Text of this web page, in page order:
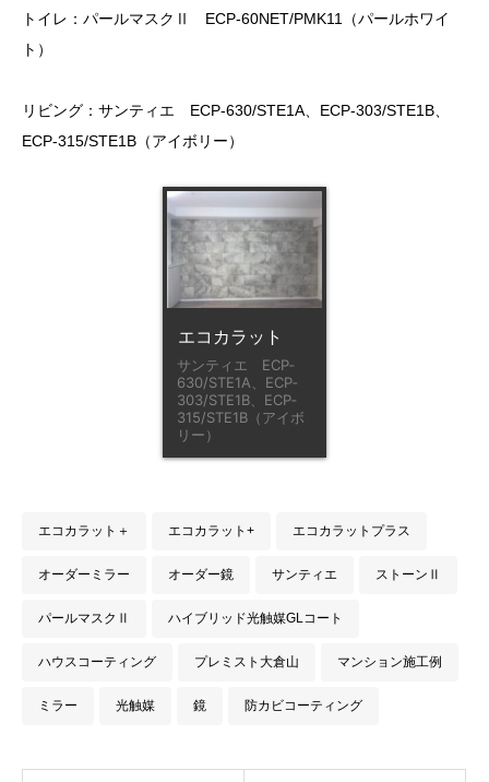
トイレ：パールマスクⅡ ECP-60NET/PMK11（パールホワイ
ト）
リビング：サンティエ ECP‐630/STE1A、ECP‐303/STE1B、
ECP‐315/STE1B（アイボリー）
エコカラット
サンティエ ECP‐
630/STE1A、ECP‐
303/STE1B、ECP‐
315/STE1B（アイボ
リー）
エコカラット＋ エコカラット+ エコカラットプラス
オーダーミラー オーダー鏡 サンティエ ストーンⅡ
パールマスクⅡ ハイブリッド光触媒GLコート
ハウスコーティング プレミスト大倉山 マンション施工例
ミラー 光触媒 鏡 防カビコーティング